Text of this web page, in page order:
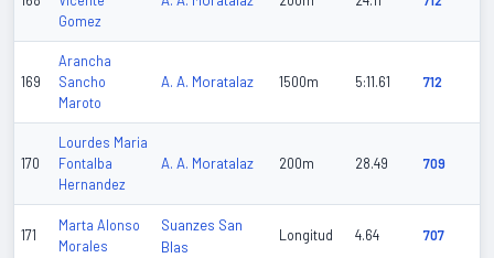
Gomez
169
Arancha
Sancho
Maroto
A. A. Moratalaz 1500m 5:11.61 712
170
Lourdes Maria
Fontalba
Hernandez
A. A. Moratalaz 200m 28.49 709
171
Marta Alonso
Morales
Suanzes San
Blas
Longitud 4.64 707